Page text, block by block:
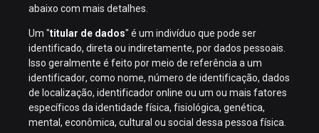
abaixo com mais detalhes.
Um "titular de dados" é um indivíduo que pode ser
identificado, direta ou indiretamente, por dados pessoais.
Isso geralmente é feito por meio de referência a um
identificador, como nome, número de identificação, dados
de localização, identificador online ou um ou mais fatores
específicos da identidade física, fisiológica, genética,
mental, econômica, cultural ou social dessa pessoa física.